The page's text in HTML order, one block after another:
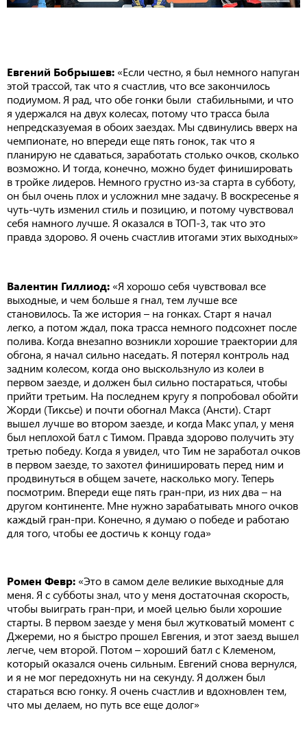
Евгений Бобрышев: «Если честно, я был немного напуган
этой трассой, так что я счастлив, что все закончилось
подиумом. Я рад, что обе гонки были стабильными, и что
я удержался на двух колесах, потому что трасса была
непредсказуемая в обоих заездах. Мы сдвинулись вверх на
чемпионате, но впереди еще пять гонок, так что я
планирую не сдаваться, заработать столько очков, сколько
возможно. И тогда, конечно, можно будет финишировать
в тройке лидеров. Немного грустно из-за старта в субботу,
он был очень плох и усложнил мне задачу. В воскресенье я
чуть-чуть изменил стиль и позицию, и потому чувствовал
себя намного лучше. Я оказался в ТОП-3, так что это
правда здорово. Я очень счастлив итогами этих выходных»
Валентин Гиллиод: «Я хорошо себя чувствовал все
выходные, и чем больше я гнал, тем лучше все
становилось. Та же история – на гонках. Старт я начал
легко, а потом ждал, пока трасса немного подсохнет после
полива. Когда внезапно возникли хорошие траектории для
обгона, я начал сильно наседать. Я потерял контроль над
задним колесом, когда оно выскользнуло из колеи в
первом заезде, и должен был сильно постараться, чтобы
прийти третьим. На последнем кругу я попробовал обойти
Жорди (Тиксье) и почти обогнал Макса (Ансти). Старт
вышел лучше во втором заезде, и когда Макс упал, у меня
был неплохой батл с Тимом. Правда здорово получить эту
третью победу. Когда я увидел, что Тим не заработал очков
в первом заезде, то захотел финишировать перед ним и
продвинуться в общем зачете, насколько могу. Теперь
посмотрим. Впереди еще пять гран-при, из них два – на
другом континенте. Мне нужно зарабатывать много очков
каждый гран-при. Конечно, я думаю о победе и работаю
для того, чтобы ее достичь к концу года»
Ромен Февр: «Это в самом деле великие выходные для
меня. Я с субботы знал, что у меня достаточная скорость,
чтобы выиграть гран-при, и моей целью были хорошие
старты. В первом заезде у меня был жутковатый момент с
Джереми, но я быстро прошел Евгения, и этот заезд вышел
легче, чем второй. Потом – хороший батл с Клеменом,
который оказался очень сильным. Евгений снова вернулся,
и я не мог передохнуть ни на секунду. Я должен был
стараться всю гонку. Я очень счастлив и вдохновлен тем,
что мы делаем, но путь все еще долог»